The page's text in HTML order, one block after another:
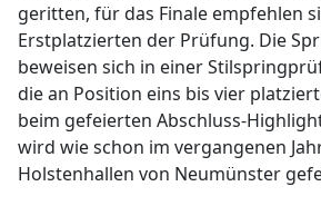
geritten, für das Finale empfehlen
Erstplatzierten der Prüfung. Die
beweisen sich in einer
die an Position eins bis vier
beim gefeierten Abschluss-
wird wie schon im vergangenen
Holstenhallen von Neumünster